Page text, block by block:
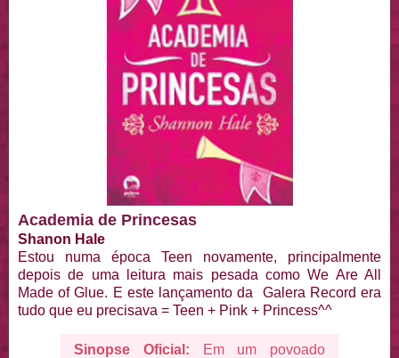
Academia de Princesas
Shanon Hale
Estou numa época Teen novamente, principalmente
depois de uma leitura mais pesada como We Are All
Made of Glue. E este lançamento da Galera Record era
tudo que eu precisava = Teen + Pink + Princess^^
Sinopse Oficial:
Em um povoado